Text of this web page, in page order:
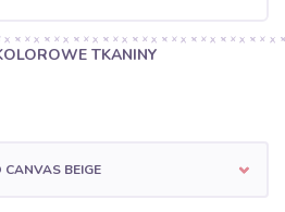
TKANINY
BEIGE